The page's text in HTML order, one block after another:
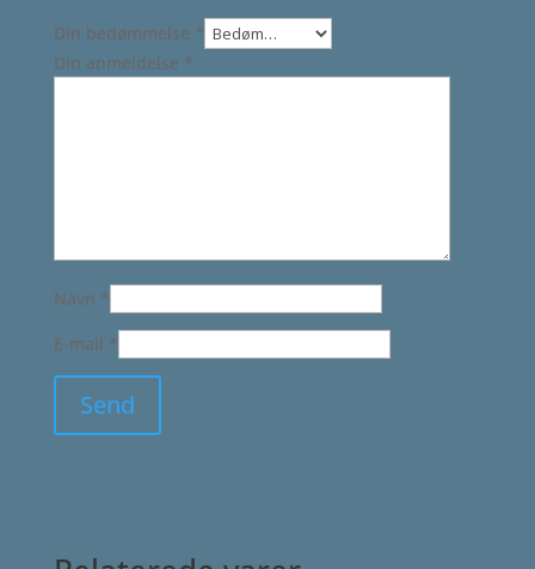
Din bedømmelse *
Din anmeldelse *
Navn *
E-mail *